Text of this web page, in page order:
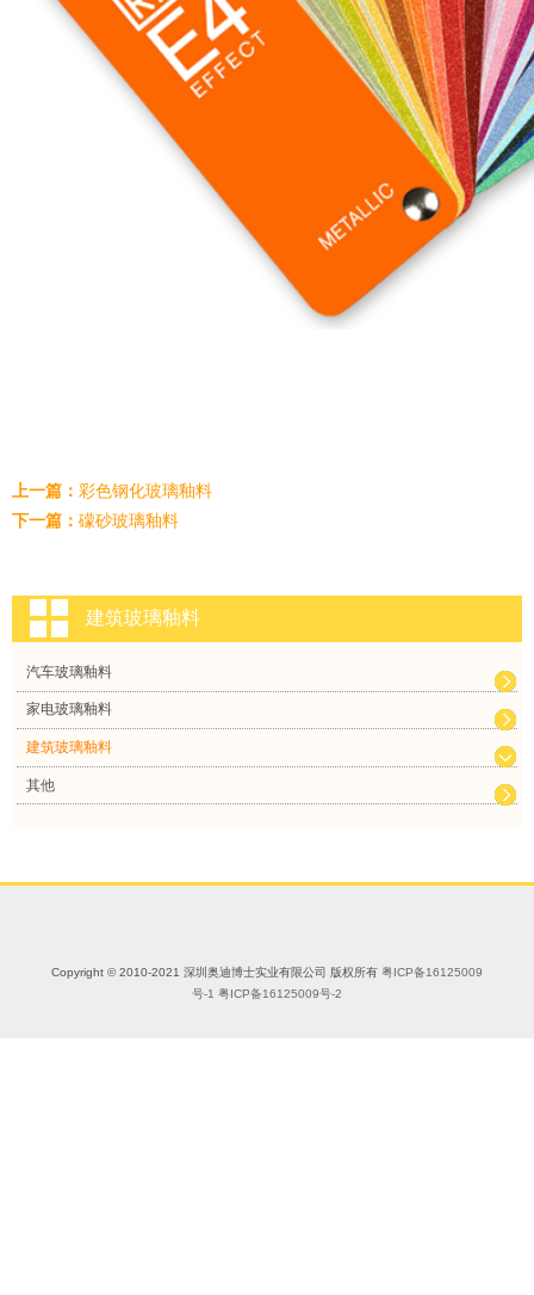
上一篇： 彩色钢化玻璃釉料
下一篇： 礞砂玻璃釉料
建筑玻璃釉料
汽车玻璃釉料
家电玻璃釉料
建筑玻璃釉料
其他
Copyright © 2010-2021 深圳奥迪博士实业有限公司 版权所有 粤ICP备16125009
号-1 粤ICP备16125009号-2